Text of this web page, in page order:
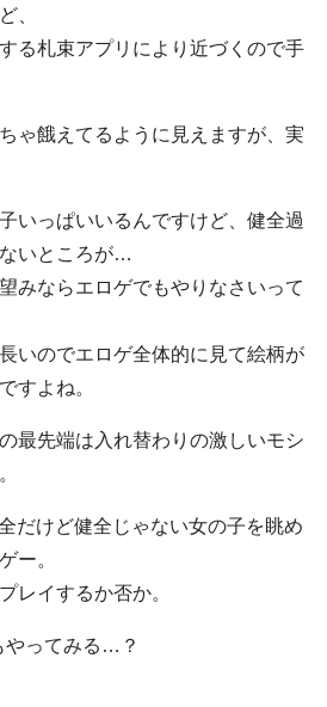
、
る札束アプリにより近づくので手
ゃ餓えてるように見えますが、実
いっぱいいるんですけど、健全過
いところが…
みならエロゲでもやりなさいって
いのでエロゲ全体的に見て絵柄が
すよね。
最先端は入れ替わりの激しいモシ
だけど健全じゃない女の子を眺め
ー。
レイするか否か。
やってみる…？